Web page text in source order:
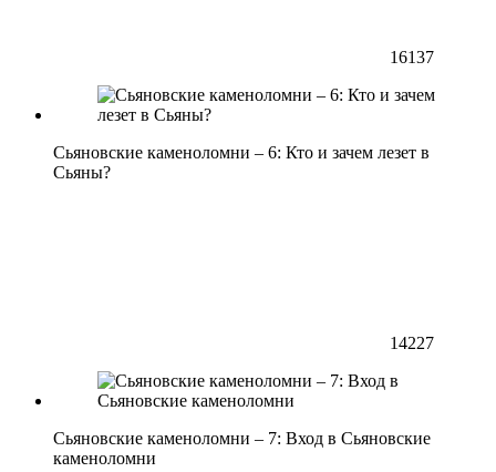
16137
Сьяновские каменоломни – 6: Кто и зачем лезет в
Сьяны?
14227
Сьяновские каменоломни – 7: Вход в Сьяновские
каменоломни